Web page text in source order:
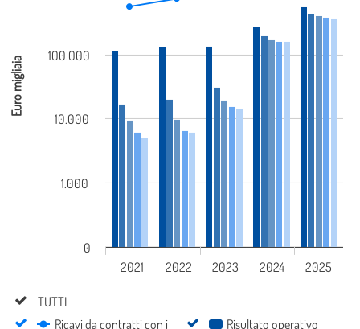
0
1.000
10.000
100.000
Euro migliaia
2021 2022 2023 2024 2025
TUTTITUTTI
Ricavi da contratti con i
Risultato operativo